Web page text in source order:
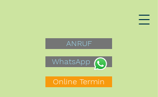
ANRUF
WhatsApp
Online Termin